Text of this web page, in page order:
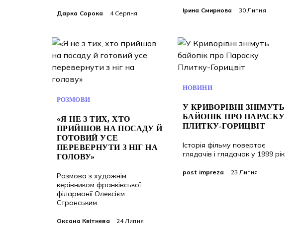
Дарка Сорока 4 Серпня Ірина Смирнова 30 Липня
РОЗМОВИ
«Я НЕ З ТИХ, ХТО
ПРИЙШОВ НА ПОСАДУ Й
ГОТОВИЙ УСЕ
ПЕРЕВЕРНУТИ З НІГ НА
ГОЛОВУ»
Розмова з художнім
керівником франківської
філармонії Олексієм
Стронським
Оксана Квітнева 24 Липня
НОВИНИ
У КРИВОРІВНІ ЗНІМУТЬ
БАЙОПІК ПРО ПАРАСКУ
ПЛИТКУ-ГОРИЦВІТ
Історія фільму повертає
глядачів і глядачок у 1999 рік
post impreza 23 Липня